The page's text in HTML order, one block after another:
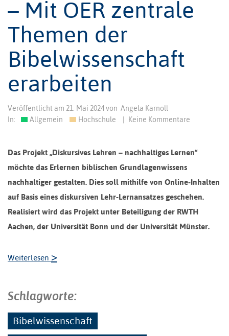
– Mit OER zentrale
Themen der
Bibelwissenschaft
erarbeiten
Veröffentlicht am 21. Mai 2024von Angela Karnoll
In:
Allgemein Hochschule Keine Kommentare
Das Projekt „Diskursives Lehren – nachhaltiges Lernen“
möchte das Erlernen biblischen Grundlagenwissens
nachhaltiger gestalten. Dies soll mithilfe von Online-Inhalten
auf Basis eines diskursiven Lehr-Lernansatzes geschehen.
Realisiert wird das Projekt unter Beteiligung der RWTH
Aachen, der Universität Bonn und der Universität Münster.
Weiterlesen >
Schlagworte:
Bibelwissenschaft